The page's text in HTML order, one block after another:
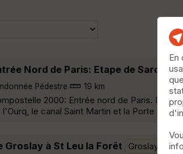
Nord de Paris: Etape de
Pédestre 19 km
2000: Entrée nord de Paris. De
l'Ourq, le canal Saint Martin et la Porte Saint
Groslay à St Leu la Forêt Groslay
En